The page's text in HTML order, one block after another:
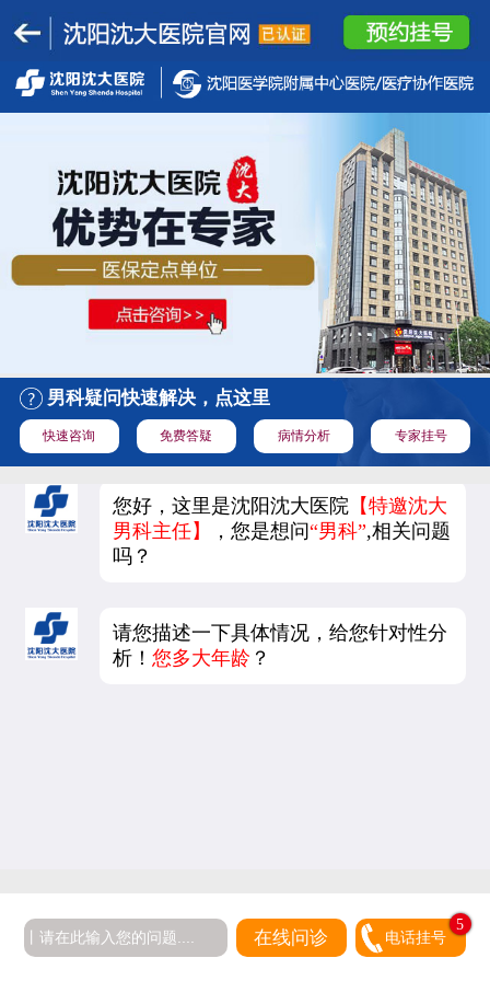
男科疑问快速解决，点这里
快速咨询 免费答疑 病情分析 专家挂号
您好，这里是沈阳沈大医院 【特邀沈大
男科主任】
，您是想问“男科”,相关问题
吗？
请您描述一下具体情况，给您针对性分
析！您多大年龄 ？
在线问诊 电话挂号
5